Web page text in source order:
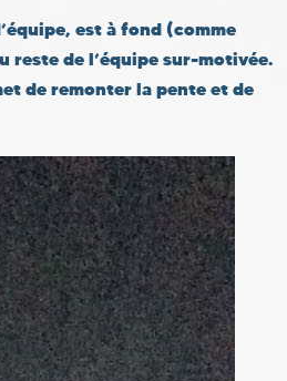
est à fond (comme
reste de l’équipe sur-motivée.
de remonter la pente et de